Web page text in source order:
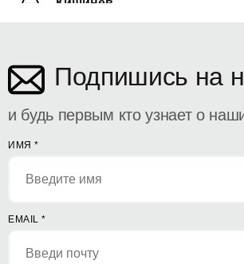
Кишинёв
Подпишись на
и будь первым кто узнает о
ИМЯ *
EMAIL *